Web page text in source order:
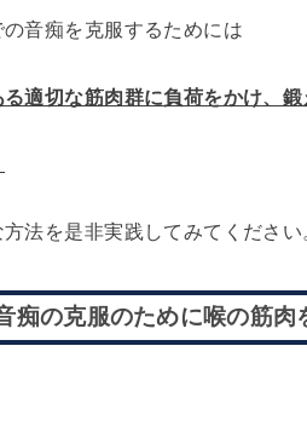
の音痴を克服するためには
適切な筋肉群に負荷をかけ、
法を是非実践してみてください
痴の克服のために喉の筋肉